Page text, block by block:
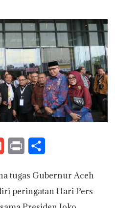
a
i
i
n
a
r
tugas Gubernur Aceh
peringatan Hari Pers